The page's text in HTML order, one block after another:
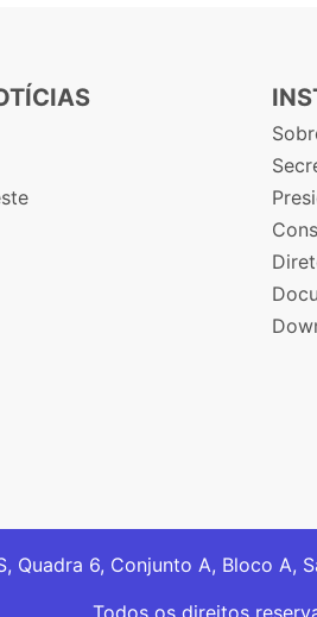
Quadra 6, Conjunto A, Bloco A,